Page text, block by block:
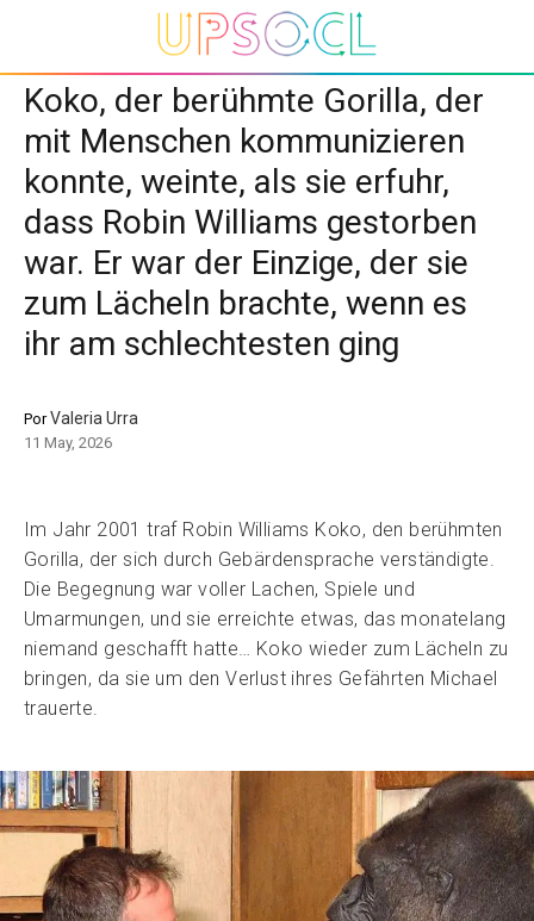
Koko, der berühmte Gorilla, der
mit Menschen kommunizieren
konnte, weinte, als sie erfuhr,
dass Robin Williams gestorben
war. Er war der Einzige, der sie
zum Lächeln brachte, wenn es
ihr am schlechtesten ging
PorValeria Urra
11 May, 2026
Im Jahr 2001 traf Robin Williams Koko, den berühmten
Gorilla, der sich durch Gebärdensprache verständigte.
Die Begegnung war voller Lachen, Spiele und
Umarmungen, und sie erreichte etwas, das monatelang
niemand geschafft hatte… Koko wieder zum Lächeln zu
bringen, da sie um den Verlust ihres Gefährten Michael
trauerte.